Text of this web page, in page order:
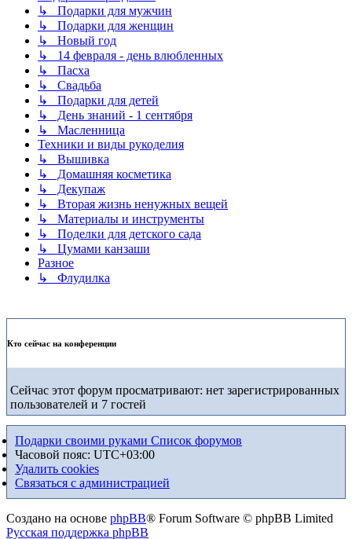
↳ Подарки для мужчин
↳ Подарки для женщин
↳ Новый год
↳ 14 февраля - день влюбленных
↳ Пасха
↳ Свадьба
↳ Подарки для детей
↳ День знаний - 1 сентября
↳ Масленница
Техники и виды рукоделия
↳ Вышивка
↳ Домашняя косметика
↳ Декупаж
↳ Вторая жизнь ненужных вещей
↳ Материалы и инструменты
↳ Поделки для детского сада
↳ Цумами канзаши
Разное
↳ Флудилка
Кто сейчас на конференции
Сейчас этот форум просматривают: нет зарегистрированных
пользователей и 7 гостей
Подарки своими руками Список форумов
Часовой пояс: UTC+03:00
Удалить cookies
Связаться с администрацией
Создано на основе phpBB® Forum Software © phpBB Limited
Русская поддержка phpBB